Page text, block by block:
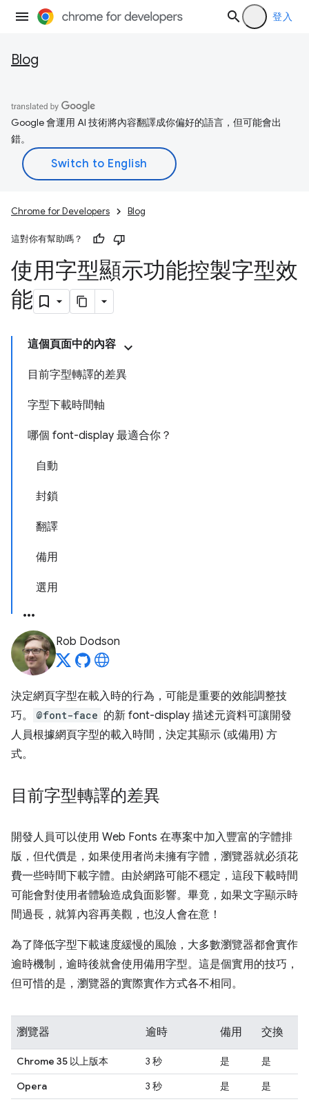
登入
Blog
Google 會運用 AI 技術將內容翻譯成你偏好的語言，但可能會出
錯。
Chrome for Developers Blog
這對你有幫助嗎？
使用字型顯示功能控製字型效
能
這個頁面中的內容
目前字型轉譯的差異
字型下載時間軸
哪個 font-display 最適合你？
自動
封鎖
翻譯
備用
選用
Rob Dodson
決定網頁字型在載入時的行為，可能是重要的效能調整技
巧。
@font-face 的新 font-display 描述元資料可讓開發
人員根據網頁字型的載入時間，決定其顯示 (或備用) 方
式。
目前字型轉譯的差異
開發人員可以使用 Web Fonts 在專案中加入豐富的字體排
版，但代價是，如果使用者尚未擁有字體，瀏覽器就必須花
費一些時間下載字體。由於網路可能不穩定，這段下載時間
可能會對使用者體驗造成負面影響。畢竟，如果文字顯示時
間過長，就算內容再美觀，也沒人會在意！
為了降低字型下載速度緩慢的風險，大多數瀏覽器都會實作
逾時機制，逾時後就會使用備用字型。這是個實用的技巧，
但可惜的是，瀏覽器的實際實作方式各不相同。
瀏覽器 逾時 備用 交換
Chrome 35 以上版本 3 秒 是
是
Opera
3 秒 是
是